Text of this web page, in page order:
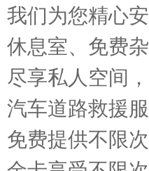
我们为您精心
休息室、免费
尽享私人空间
汽车道路救援
免费提供不限